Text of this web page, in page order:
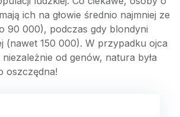
ich na głowie średnio najmniej ze
90 000), podczas gdy blondyni
(nawet 150 000). W przypadku ojca
od genów, natura była
oszczędna!